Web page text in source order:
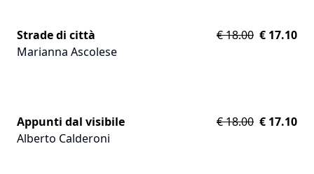
Strade di città €18.00 € 17.10
Marianna Ascolese
Appunti dal visibile €18.00 € 17.10
Alberto Calderoni